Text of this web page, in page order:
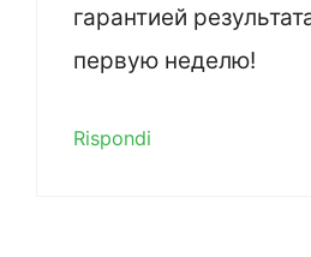
гарантией
первую неделю!
Rispondi